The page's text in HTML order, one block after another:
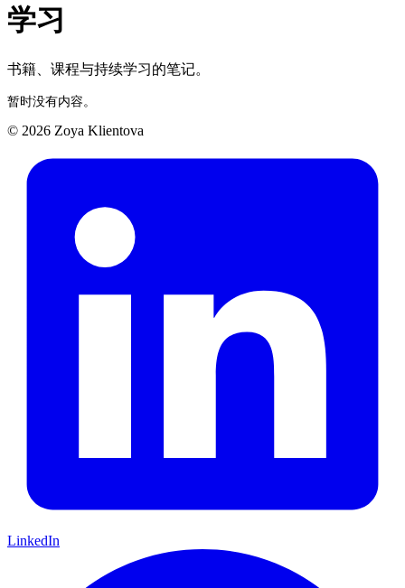
学习
书籍、课程与持续学习的笔记。
暂时没有内容。
© 2026 Zoya Klientova
LinkedIn